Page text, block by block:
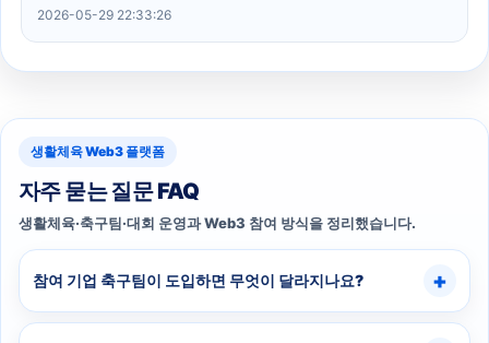
2026-05-29 22:33:26
생활체육 Web3 플랫폼
자주 묻는 질문 FAQ
생활체육·축구팀·대회 운영과 Web3 참여 방식을 정리했습니다.
참여 기업 축구팀이 도입하면 무엇이 달라지나요?